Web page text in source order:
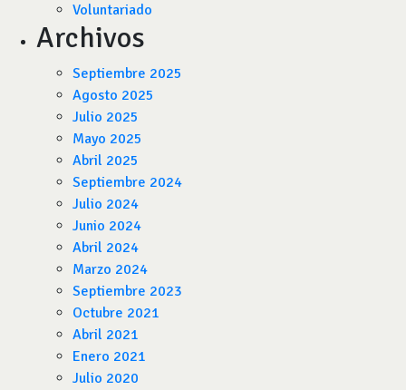
Voluntariado
Archivos
Septiembre 2025
Agosto 2025
Julio 2025
Mayo 2025
Abril 2025
Septiembre 2024
Julio 2024
Junio 2024
Abril 2024
Marzo 2024
Septiembre 2023
Octubre 2021
Abril 2021
Enero 2021
Julio 2020